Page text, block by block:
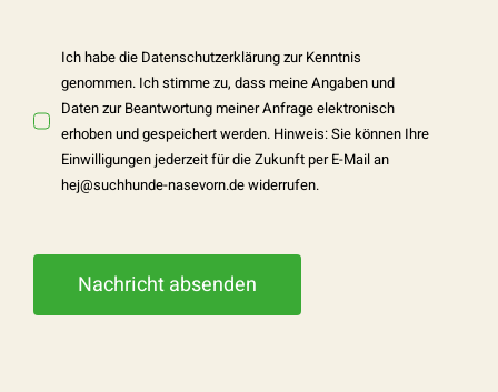
Ich habe die Datenschutzerklärungzur Kenntnis
genommen. Ich stimme zu, dass meine Angaben und
Daten zur Beantwortung meiner Anfrage elektronisch
erhoben und gespeichert werden. Hinweis: Sie können Ihre
Einwilligungen jederzeit für die Zukunft per E-Mail an
hej@suchhunde-nasevorn.dewiderrufen.
Nachricht absenden